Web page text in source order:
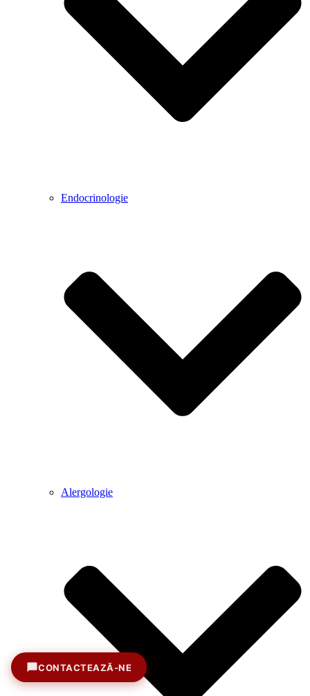
Endocrinologie
Alergologie
CONTACTEAZĂ-NE
+40 371 71 61 61